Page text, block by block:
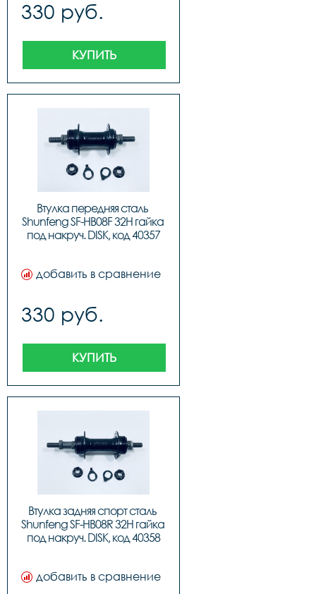
330 руб.
КУПИТЬ
Втулка передняя сталь
Shunfeng SF-HB08F 32H гайка
под накруч. DISK, код 40357
добавить в сравнение
330 руб.
КУПИТЬ
Втулка задняя спорт сталь
Shunfeng SF-HB08R 32H гайка
под накруч. DISK, код 40358
добавить в сравнение